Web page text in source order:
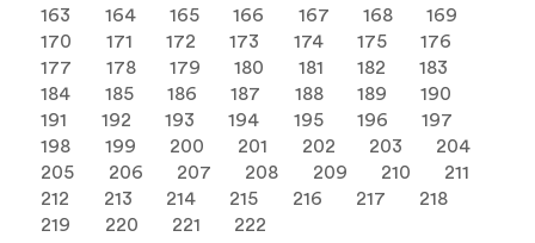
163
164 165 166 167 168
169
170
171 172 173 174 175
176
177
178 179 180 181 182
183
184
185 186 187 188 189
190
191
192 193 194 195 196
197
198
199 200 201 202 203
204
205
206 207 208 209 210
211
212
213 214 215 216 217
218
219
220 221 222